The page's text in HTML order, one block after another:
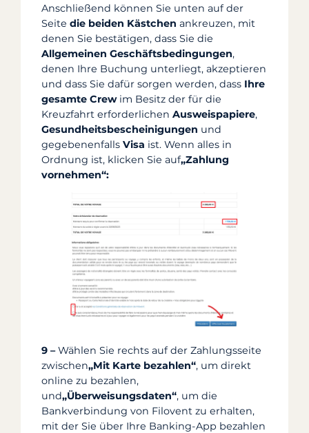
Anschließend können Sie unten auf der
Seite die beiden Kästchen ankreuzen, mit
denen Sie bestätigen, dass Sie die
Allgemeinen Geschäftsbedingungen,
denen Ihre Buchung unterliegt, akzeptieren
und dass Sie dafür sorgen werden, dass Ihre
gesamte Crewim Besitz der für die
Kreuzfahrt erforderlichen Ausweispapiere,
Gesundheitsbescheinigungen und
gegebenenfalls Visa ist. Wenn alles in
Ordnung ist, klicken Sie auf„Zahlung
vornehmen“:
9 –Wählen Sie rechts auf der Zahlungsseite
zwischen„Mit Karte bezahlen“, um direkt
online zu bezahlen,
und„Überweisungsdaten“, um die
Bankverbindung von Filovent zu erhalten,
mit der Sie über Ihre Banking-App bezahlen